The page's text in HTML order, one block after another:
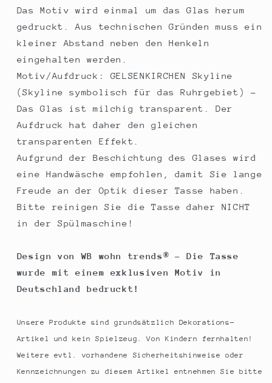
Das Motiv wird einmal um das Glas herum
gedruckt. Aus technischen Gründen muss ein
kleiner Abstand neben den Henkeln
eingehalten werden.
Motiv/Aufdruck: GELSENKIRCHEN Skyline
(Skyline symbolisch für das Ruhrgebiet) -
Das Glas ist milchig transparent. Der
Aufdruck hat daher den gleichen
transparenten Effekt.
Aufgrund der Beschichtung des Glases wird
eine Handwäsche empfohlen, damit Sie lange
Freude an der Optik dieser Tasse haben.
Bitte reinigen Sie die Tasse daher NICHT
in der Spülmaschine!
Design von WB wohn trends® - Die Tasse
wurde mit einem exklusiven Motiv in
Deutschland bedruckt!
Unsere Produkte sind grundsätzlich Dekorations-
Artikel und kein Spielzeug. Von Kindern fernhalten!
Weitere evtl. vorhandene Sicherheitshinweise oder
Kennzeichnungen zu diesem Artikel entnehmen Sie bitte